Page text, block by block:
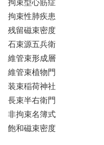
拘束型心筋症
拘束性肺疾患
残留磁束密度
石束源五兵衛
維管束形成層
維管束植物門
装束稲荷神社
長束半右衛門
非拘束名簿式
飽和磁束密度